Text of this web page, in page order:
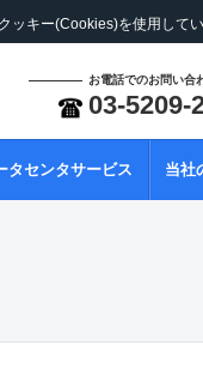
ッキー(Cookies)を使用して
お電話でのお問い合
03-5209-
タセンタサービス 当社